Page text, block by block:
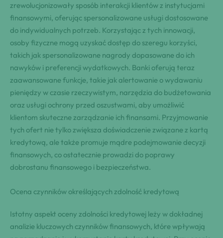
zrewolucjonizowały sposób interakcji klientów z instytucjami
finansowymi, oferując spersonalizowane usługi dostosowane
do indywidualnych potrzeb. Korzystając z tych innowacji,
osoby fizyczne mogą uzyskać dostęp do szeregu korzyści,
takich jak spersonalizowane nagrody dopasowane do ich
nawyków i preferencji wydatkowych. Banki oferują teraz
zaawansowane funkcje, takie jak alertowanie o wydawaniu
pieniędzy w czasie rzeczywistym, narzędzia do budżetowania
oraz usługi ochrony przed oszustwami, aby umożliwić
klientom skuteczne zarządzanie ich finansami. Przyjmowanie
tych ofert nie tylko zwiększa doświadczenie związane z kartą
kredytową, ale także promuje mądre podejmowanie decyzji
finansowych, co ostatecznie prowadzi do poprawy
dobrostanu finansowego i bezpieczeństwa.
Ocena czynników określających zdolność kredytową
Istotny aspekt oceny zdolności kredytowej leży w dokładnej
analizie kluczowych czynników finansowych, które wpływają